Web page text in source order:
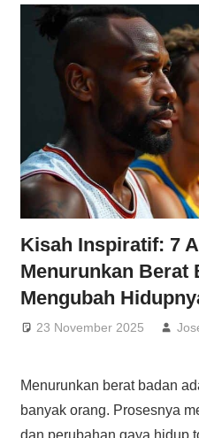
platform
informatif
Kisah Inspiratif: 7
Menurunkan Berat
Mengubah
23 November 2025
Menurunkan berat badan
banyak orang. Prosesnya
dan perubahan gaya hidup